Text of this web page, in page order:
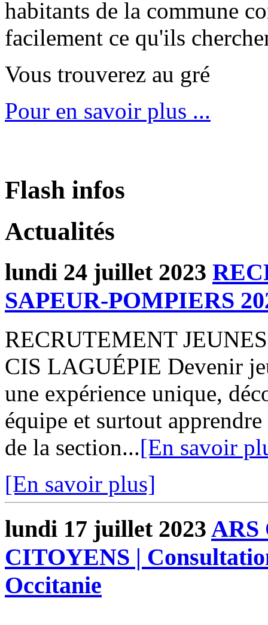
habitants de la commune
facilement ce qu'ils
Vous trouverez au gré
Pour en savoir plus ...
Flash infos
Actualités
lundi 24 juillet 2023
SAPEUR-POMPIERS
RECRUTEMENT
CIS LAGUÉPIE Devenir
une expérience unique,
équipe et surtout
de la section...[En savoir
[En savoir plus]
lundi 17 juillet 2023 ARS
CITOYENS |
Occitanie